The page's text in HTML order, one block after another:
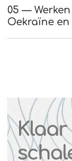
05 —
Oekraïne
Klaar